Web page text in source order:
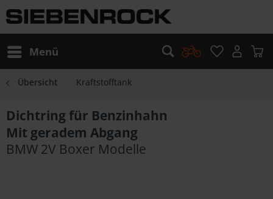
Menü
Übersicht Kraftstofftank
Dichtring für Benzinhahn
Mit geradem Abgang
BMW 2V Boxer Modelle